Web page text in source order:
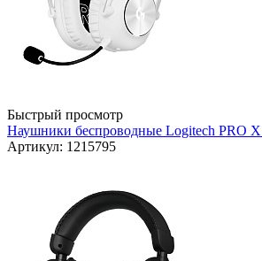
Быстрый просмотр
Наушники беспроводные Logitech PRO
Артикул: 1215795